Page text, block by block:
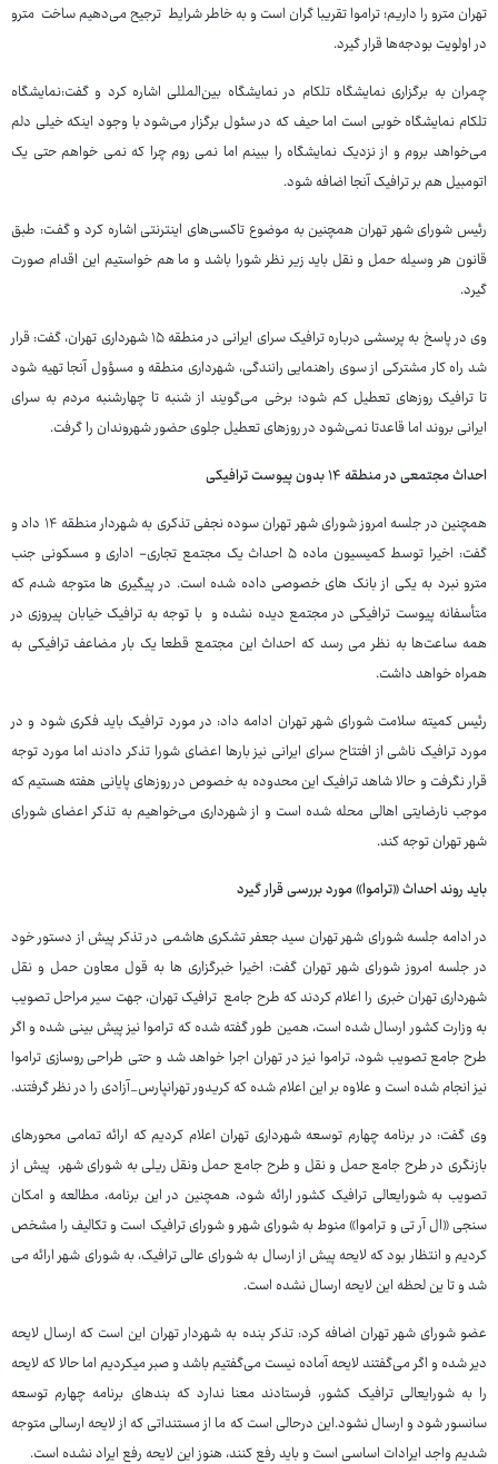
تهران مترو را داریم؛ تراموا تقریبا گران است و به خاطر شرایط ترجیح می‌دهیم ساخت مترو
در اولویت بودجه‌ها قرار گیرد.
چمران به برگزاری نمایشگاه تلکام در نمایشگاه بین‌المللی اشاره کرد و گفت:‌نمایشگاه
تلکام نمایشگاه خوبی است اما حیف که در سئول برگزار می‌شود با وجود اینکه خیلی دلم
می‌خواهد بروم و از نزدیک نمایشگاه را ببینم اما نمی روم چرا که نمی خواهم حتی یک
اتومبیل هم بر ترافیک آنجا اضافه شود.
رئیس شورای شهر تهران همچنین به موضوع تاکسی‌های اینترنتی اشاره کرد و گفـت: طبق
قانون هر وسیله حمل و نقل باید زیر نظر شورا باشد و ما هم خواستیم این اقدام صورت
گیرد.
وی در پاسخ به پرسشی درباره ترافیک سرای ایرانی در منطقه ۱۵ شهرداری تهران، گفت:‌ قرار
شد راه کار مشترکی از سوی راهنمایی رانندگی، شهرداری منطقه و مسؤول آنجا تهیه شود
تا ترافیک روزهای تعطیل کم شود؛ برخی می‌گویند از شنبه تا چهارشنبه مردم به سرای
ایرانی بروند اما قاعدتا نمی‌شود در روزهای تعطیل جلوی حضور شهروندان را گرفت.
احداث مجتمعی در منطقه ۱۴ بدون پیوست ترافیکی
همچنین در جلسه امروز شورای شهر تهران سوده نجفی تذکری به شهردار منطقه ۱۴ داد و
گفت: اخیرا توسط کمیسیون ماده ۵ احداث یک مجتمع تجاری- اداری و مسکونی جنب
مترو نبرد به یکی از بانک های خصوصی داده شده است. در پیگیری ها متوجه شدم که
متأسفانه پیوست ترافیکی در مجتمع دیده نشده و با توجه به ترافیک خیابان پیروزی در
همه ساعت‌ها به نظر می رسد که احداث این مجتمع قطعا یک بار مضاعف ترافیکی به
همراه خواهد داشت.
رئیس کمیته سلامت شورای شهر تهران ادامه داد: در مورد ترافیک باید فکری شود و در
مورد ترافیک ناشی از افتتاح سرای ایرانی نیز بارها اعضای شورا تذکر دادند اما مورد توجه
قرار نگرفت و حالا شاهد ترافیک این محدوده به خصوص در روزهای پایانی هفته هستیم که
موجب نارضایتی اهالی محله شده است و از شهرداری می‌خواهیم به تذکر اعضای شورای
شهر تهران توجه کند.
باید روند احداث «تراموا» مورد بررسی قرار گیرد
در ادامه جلسه شورای شهر تهران سید جعفر تشکری هاشمی در تذکر پیش از دستور خود
در جلسه امروز شورای شهر تهران گفت: اخیرا خبرگزاری ها به قول معاون حمل و نقل
شهرداری تهران خبری را اعلام کردند که طرح جامع ترافیک تهران، جهت سیر مراحل تصویب
به وزارت کشور ارسال شده است، همین طور گفته شده که تراموا نیز پیش بینی شده و اگر
طرح جامع تصویب شود، تراموا نیز در تهران اجرا خواهد شد و حتی طراحی روسازی تراموا
نیز انجام شده است و علاوه بر این اعلام شده که کریدور تهرانپارس_آزادی را در نظر گرفتند.
وی گفت: در برنامه چهارم توسعه شهرداری تهران اعلام کردیم که ارائه تمامی محورهای
بازنگری در طرح جامع حمل و نقل و طرح جامع حمل ونقل ریلی به شورای شهر، پیش از
تصویب به شورایعالی ترافیک کشور ارائه شود، همچنین در این برنامه، مطالعه و امکان
سنجی «ال آر تی و تراموا» منوط به شورای شهر و شورای ترافیک است و تکالیف را مشخص
کردیم و انتظار بود که لایحه پیش از ارسال به شورای عالی ترافیک، به شورای شهر ارائه می
شد و تا ین لحظه این لایحه ارسال نشده است.
عضو شورای شهر تهران اضافه کرد: تذکر بنده به شهردار تهران این است که ارسال لایحه
دیر شده و اگر می‌گفتند لایحه آماده نیست می‌گفتیم باشد و صبر میکردیم اما حالا که لایحه
را به شورایعالی ترافیک کشور، فرستادند معنا ندارد که بندهای برنامه چهارم توسعه
سانسور شود و ارسال نشود.این درحالی است که ما از مستنداتی که از لایحه ارسالی متوجه
شدیم واجد ایرادات اساسی است و باید رفع کنند، هنوز این لایحه رفع ایراد نشده است.